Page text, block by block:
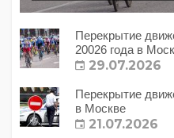
Перекрытие
20026 года в
29.07.2026
Перекрытие
в Москве
21.07.2026